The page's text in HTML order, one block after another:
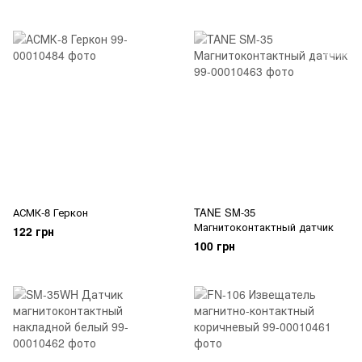
АСМК-8 Геркон
122 грн
TANE SM-35
Магнитоконтактный датчик
100 грн